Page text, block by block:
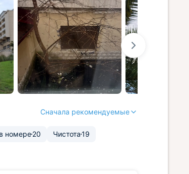
Сначала рекомендуемые
номере20 Чистота19